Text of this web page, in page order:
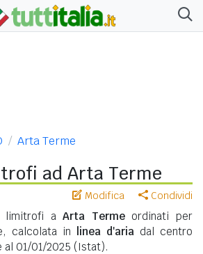
Arta Terme
ad Arta Terme
Modifica Condividi
limitrofi aArta Termeordinati per
calcolata in linea d'aria dal centro
al 01/01/2025 (Istat).